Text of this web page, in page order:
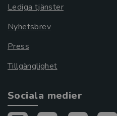
Lediga tjänster
Nyhetsbrev
Press
Tillgänglighet
Sociala medier